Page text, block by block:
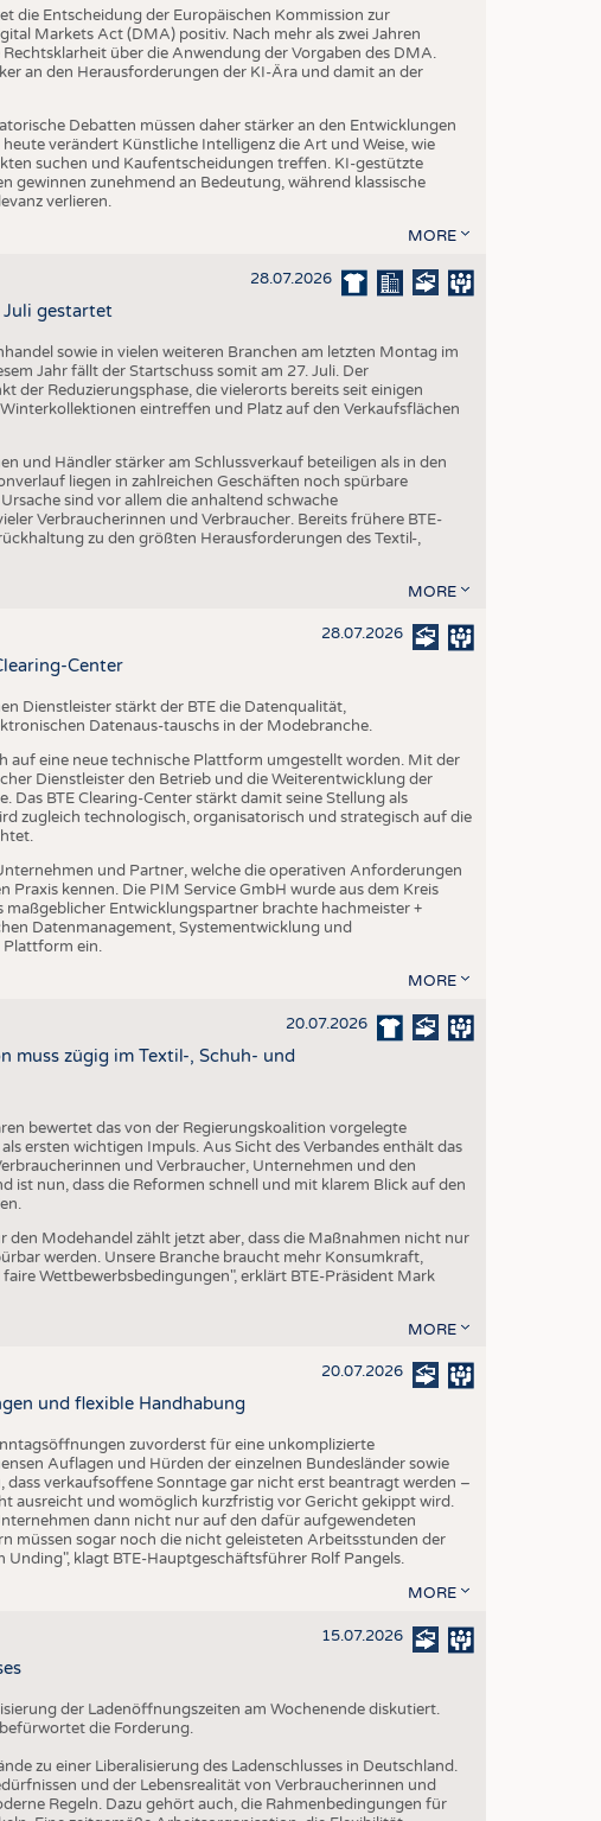
die Entscheidung der Europäischen Kommission zur
Markets Act (DMA) positiv. Nach mehr als zwei Jahren
über die Anwendung der Vorgaben des DMA.
an den Herausforderungen der KI-Ära und damit an der
Debatten müssen daher stärker an den Entwicklungen
verändert Künstliche Intelligenz die Art und Weise, wie
suchen und Kaufentscheidungen treffen. KI-gestützte
zunehmend an Bedeutung, während klassische
verlieren.
MORE
28.07.2026
Juli gestartet
sowie in vielen weiteren Branchen am letzten Montag im
Jahr fällt der Startschuss somit am 27. Juli. Der
der Reduzierungsphase, die vielerorts bereits seit einigen
eintreffen und Platz auf den Verkaufsflächen
und Händler stärker am Schlussverkauf beteiligen als in den
liegen in zahlreichen Geschäften noch spürbare
sind vor allem die anhaltend schwache
Verbraucherinnen und Verbraucher. Bereits frühere BTE-
zu den größten Herausforderungen des Textil-,
MORE
28.07.2026
Center
Dienstleister stärkt der BTE die Datenqualität,
Datenaus-tauschs in der Modebranche.
auf eine neue technische Plattform umgestellt worden. Mit der
Dienstleister den Betrieb und die Weiterentwicklung der
BTE Clearing-Center stärkt damit seine Stellung als
zugleich technologisch, organisatorisch und strategisch auf die
und Partner, welche die operativen Anforderungen
kennen. Die PIM Service GmbH wurde aus dem Kreis
Entwicklungspartner brachte hachmeister +
Datenmanagement, Systementwicklung und
Plattform ein.
MORE
20.07.2026
muss zügig im Textil-, Schuh- und
bewertet das von der Regierungskoalition vorgelegte
ersten wichtigen Impuls. Aus Sicht des Verbandes enthält das
und Verbraucher, Unternehmen und den
ist nun, dass die Reformen schnell und mit klarem Blick auf den
den Modehandel zählt jetzt aber, dass die Maßnahmen nicht nur
werden. Unsere Branche braucht mehr Konsumkraft,
Wettbewerbsbedingungen", erklärt BTE-Präsident Mark
MORE
20.07.2026
und flexible Handhabung
zuvorderst für eine unkomplizierte
Auflagen und Hürden der einzelnen Bundesländer sowie
verkaufsoffene Sonntage gar nicht erst beantragt werden –
ausreicht und womöglich kurzfristig vor Gericht gekippt wird.
dann nicht nur auf den dafür aufgewendeten
müssen sogar noch die nicht geleisteten Arbeitsstunden der
Unding", klagt BTE-Hauptgeschäftsführer Rolf Pangels.
MORE
15.07.2026
der Ladenöffnungszeiten am Wochenende diskutiert.
die Forderung.
zu einer Liberalisierung des Ladenschlusses in Deutschland.
und der Lebensrealität von Verbraucherinnen und
Regeln. Dazu gehört auch, die Rahmenbedingungen für